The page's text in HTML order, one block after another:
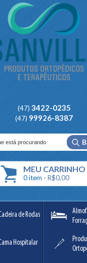
(47) 3422-0235
(47) 99926-8387
MEU CARRINHO
0item - R$0,00
de Rodas
Hospitalar